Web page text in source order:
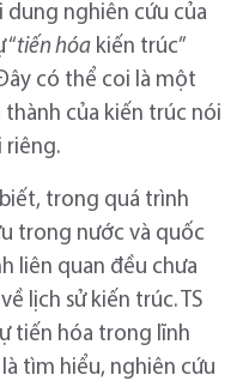
dung nghiên cứu của
“tiến hóa kiến trúc”
có thể coi là một
của kiến trúc nói
riêng.
biết, trong quá trình
trong nước và quốc
liên quan đều chưa
lịch sử kiến trúc. TS
tiến hóa trong lĩnh
tìm hiểu, nghiên cứu